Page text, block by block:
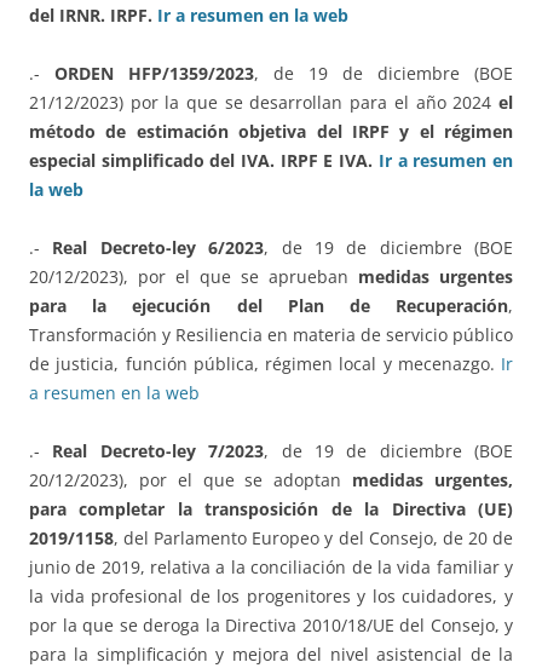
del IRNR. IRPF. Ir a resumen en la web
.- ORDEN HFP/1359/2023, de 19 de diciembre (BOE
21/12/2023) por la que se desarrollan para el año 2024 el
método de estimación objetiva del IRPF y el régimen
especial simplificado del IVA. IRPF E IVA. Ir a resumen en
la web
.- Real Decreto-ley 6/2023, de 19 de diciembre (BOE
20/12/2023), por el que se aprueban medidas urgentes
para la ejecución del Plan de Recuperación,
Transformación y Resiliencia en materia de servicio público
de justicia, función pública, régimen local y mecenazgo. Ir
a resumen en la web
.- Real Decreto-ley 7/2023, de 19 de diciembre (BOE
20/12/2023), por el que se adoptan medidas urgentes,
para completar la transposición de la Directiva (UE)
2019/1158, del Parlamento Europeo y del Consejo, de 20 de
junio de 2019, relativa a la conciliación de la vida familiar y
la vida profesional de los progenitores y los cuidadores, y
por la que se deroga la Directiva 2010/18/UE del Consejo, y
para la simplificación y mejora del nivel asistencial de la